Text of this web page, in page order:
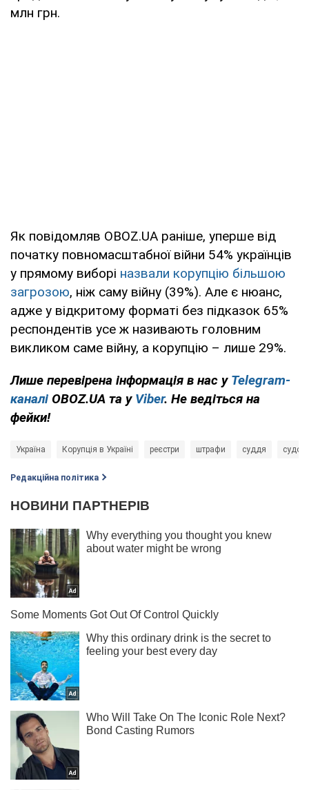
млн грн.
Як повідомляв OBOZ.UA раніше, уперше від
початку повномасштабної війни 54% українців
у прямому виборі назвали корупцію більшою
загрозою, ніж саму війну (39%). Але є нюанс,
адже у відкритому форматі без підказок 65%
респондентів усе ж називають головним
викликом саме війну, а корупцію – лише 29%.
Лише перевірена інформація в нас у Telegram-
каналі OBOZ.UA та у Viber. Не ведіться на
фейки!
Україна Корупція в Україні реєстри штрафи суддя
Редакційна політика